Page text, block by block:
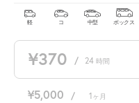
軽 コ 中型 ボックス
¥370 / 24 時間
¥5,000 / 1 ヶ月